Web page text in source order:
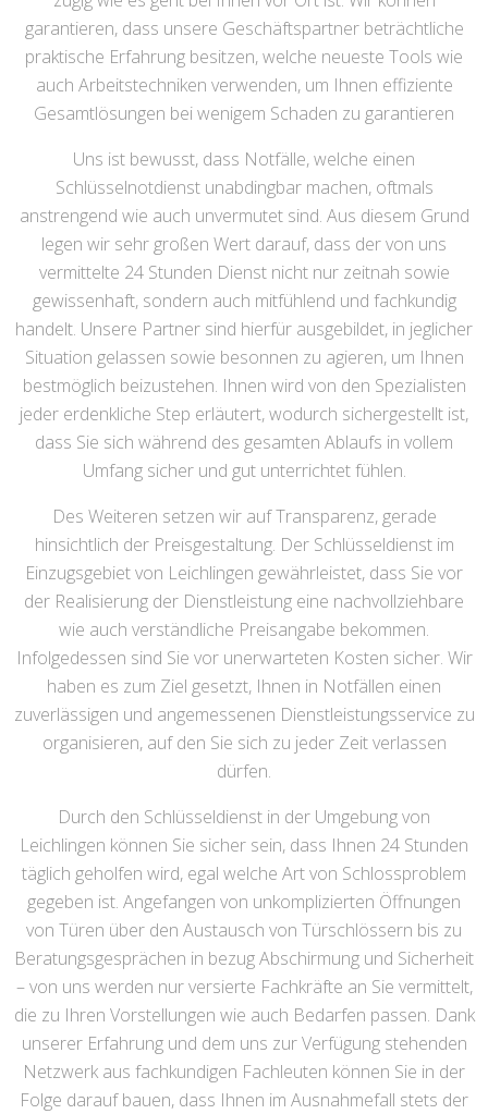
garantieren, dass unsere Geschäftspartner beträchtliche
praktische Erfahrung besitzen, welche neueste Tools wie
auch Arbeitstechniken verwenden, um Ihnen effiziente
Gesamtlösungen bei wenigem Schaden zu garantieren
Uns ist bewusst, dass Notfälle, welche einen
Schlüsselnotdienst unabdingbar machen, oftmals
anstrengend wie auch unvermutet sind. Aus diesem Grund
legen wir sehr großen Wert darauf, dass der von uns
vermittelte 24 Stunden Dienst nicht nur zeitnah sowie
gewissenhaft, sondern auch mitfühlend und fachkundig
handelt. Unsere Partner sind hierfür ausgebildet, in jeglicher
Situation gelassen sowie besonnen zu agieren, um Ihnen
bestmöglich beizustehen. Ihnen wird von den Spezialisten
jeder erdenkliche Step erläutert, wodurch sichergestellt ist,
dass Sie sich während des gesamten Ablaufs in vollem
Umfang sicher und gut unterrichtet fühlen.
Des Weiteren setzen wir auf Transparenz, gerade
hinsichtlich der Preisgestaltung. Der Schlüsseldienst im
Einzugsgebiet von Leichlingen gewährleistet, dass Sie vor
der Realisierung der Dienstleistung eine nachvollziehbare
wie auch verständliche Preisangabe bekommen.
Infolgedessen sind Sie vor unerwarteten Kosten sicher. Wir
haben es zum Ziel gesetzt, Ihnen in Notfällen einen
zuverlässigen und angemessenen Dienstleistungsservice zu
organisieren, auf den Sie sich zu jeder Zeit verlassen
dürfen.
Durch den Schlüsseldienst in der Umgebung von
Leichlingen können Sie sicher sein, dass Ihnen 24 Stunden
täglich geholfen wird, egal welche Art von Schlossproblem
gegeben ist. Angefangen von unkomplizierten Öffnungen
von Türen über den Austausch von Türschlössern bis zu
Beratungsgesprächen in bezug Abschirmung und Sicherheit
– von uns werden nur versierte Fachkräfte an Sie vermittelt,
die zu Ihren Vorstellungen wie auch Bedarfen passen. Dank
unserer Erfahrung und dem uns zur Verfügung stehenden
Netzwerk aus fachkundigen Fachleuten können Sie in der
Folge darauf bauen, dass Ihnen im Ausnahmefall stets der